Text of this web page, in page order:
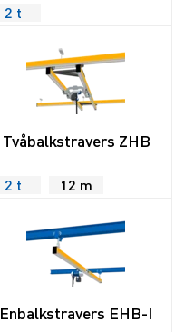
2 t
Tvåbalkstravers ZHB
2 t 12 m
Enbalkstravers EHB-I